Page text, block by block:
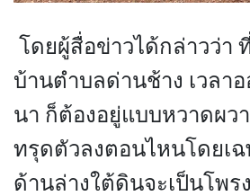
โดยผู้สื่อข่าวได้กล่าวว่า
บ้านตำบลด่านช้าง เวลา
นา ก็ต้องอยู่แบบหวาดผว
ทรุดตัวลงตอนไหนโดยเ
ด้านล่างใต้ดินจะเป็นโพร